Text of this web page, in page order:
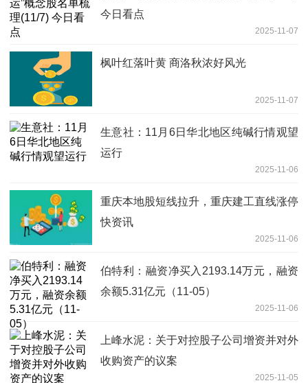
今日看点
2025-11-07
枫叶红落叶黄 商洛秋浓好风光
2025-11-07
生意社：11月6日华北地区纯碱行情观望
运行
2025-11-06
重庆本地股短线拉升，重庆建工直线涨停
快资讯
2025-11-06
伯特利：融资净买入2193.14万元，融资
余额5.31亿元（11-05）
2025-11-06
上峰水泥：关于对控股子公司增资并对外
收购资产的议案
2025-11-05